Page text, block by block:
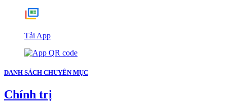
Tải App
DANH SÁCH CHUYÊN MỤC
Chính trị